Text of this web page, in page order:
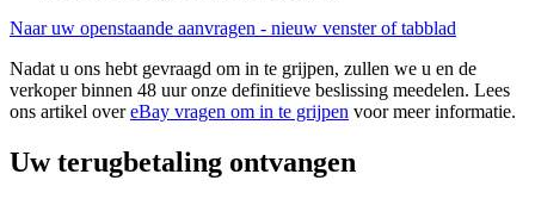
Naar uw openstaande aanvragen - nieuw venster of tabblad
Nadat u ons hebt gevraagd om in te grijpen, zullen we u en de
verkoper binnen 48 uur onze definitieve beslissing meedelen. Lees
ons artikel overeBay vragen om in te grijpen voor meer informatie.
Uw terugbetaling ontvangen